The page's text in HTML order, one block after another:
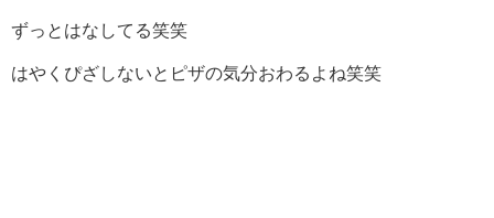
ずっとはなしてる笑笑
はやくぴざしないとピザの気分おわるよね笑笑